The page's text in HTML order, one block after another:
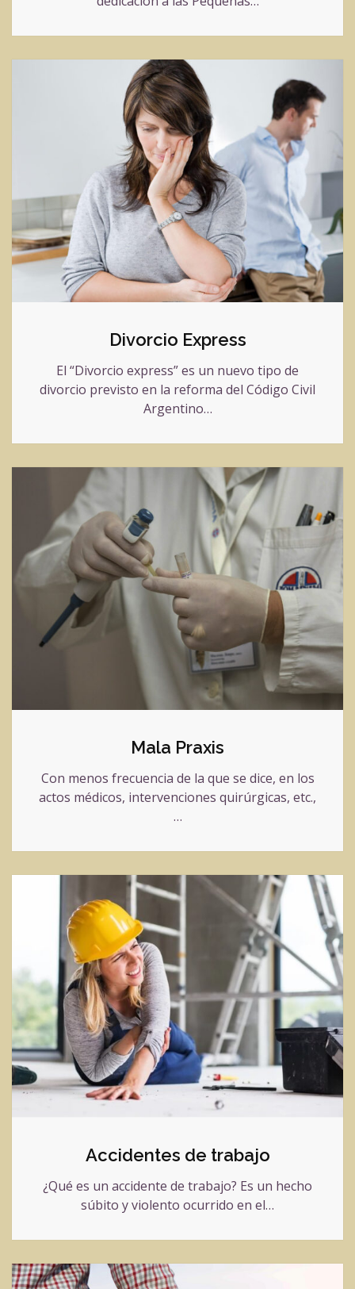
Divorcio Express
El “Divorcio express” es un nuevo tipo de
divorcio previsto en la reforma del Código Civil
Argentino…
Mala Praxis
Con menos frecuencia de la que se dice, en los
actos médicos, intervenciones quirúrgicas, etc.,
…
Accidentes de trabajo
¿Qué es un accidente de trabajo? Es un hecho
súbito y violento ocurrido en el…